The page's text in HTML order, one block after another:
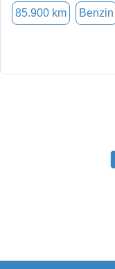
85.900 km Benzin